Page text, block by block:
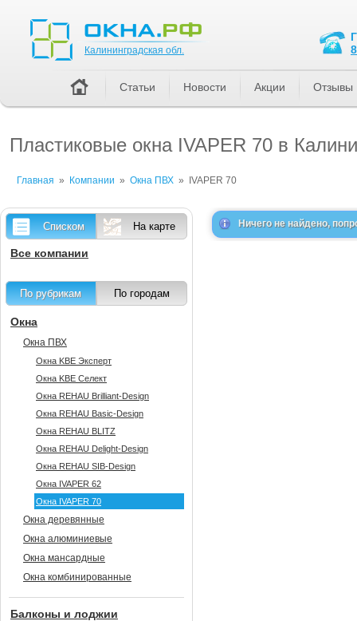
Пластиковые окна IVAPER 70 в
Главная » Компании » Окна ПВХ » IVAPER 70
Ничего не найдено,
Списком На карте
Все компании
По рубрикам По городам
Окна
Окна ПВХ
Окна KBE Эксперт
Окна KBE Селект
Окна REHAU Brilliant-Design
Окна REHAU Basic-Design
Окна REHAU BLITZ
Окна REHAU Delight-Design
Окна REHAU SIB-Design
Окна IVAPER 62
Окна IVAPER 70
Окна деревянные
Окна алюминиевые
Окна мансардные
Окна комбинированные
Балконы и лоджии
Калининградская обл.
Статьи Новости Акции Отзывы